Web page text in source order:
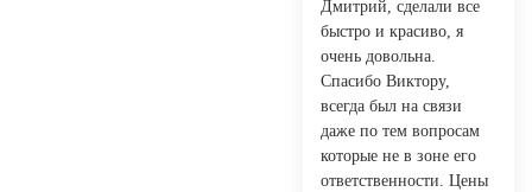
Дмитрий, сделали все
быстро и красиво, я
очень довольна.
Спасибо Виктору,
всегда был на связи
даже по тем вопросам
которые не в зоне его
ответственности. Цены